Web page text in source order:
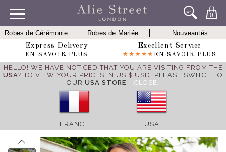
0
Robes de Cérémonie Robes de Mariée
Nouveautés
Express Delivery
EN SAVOIR PLUS
Excellent Service
EN SAVOIR PLUS
HELLO! WE HAVE NOTICED THAT YOU ARE VISITING FROM THE
USA? TO VIEW YOUR PRICES IN US $ USD, PLEASE SWITCH TO
OUR USA STORE. [CLOSE]
FRANCE USA